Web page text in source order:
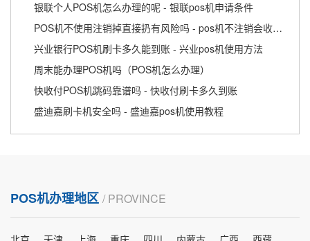
银联个人POS机怎么办理的呢 - 银联pos机申请条件
POS机不使用注销掉直接扔有风险吗 - pos机不注销会收取费用
兴业银行POS机刷卡多久能到账 - 兴业pos机使用方法
周末能办理POS机吗（POS机怎么办理）
快收付POS机跳码靠谱吗 - 快收付刷卡多久到账
盛迪嘉刷卡机安全吗 - 盛迪嘉pos机使用教程
POS机办理地区 / PROVINCE